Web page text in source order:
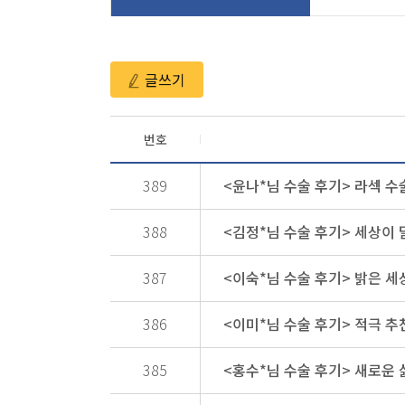
번호
389 <윤나*님 수술 후기> 라섹 수
388 <김정*님 수술 후기> 세상이
387 <이숙*님 수술 후기> 밝은
386 <이미*님 수술 후기> 적극
385 <홍수*님 수술 후기> 새로운
글쓰기